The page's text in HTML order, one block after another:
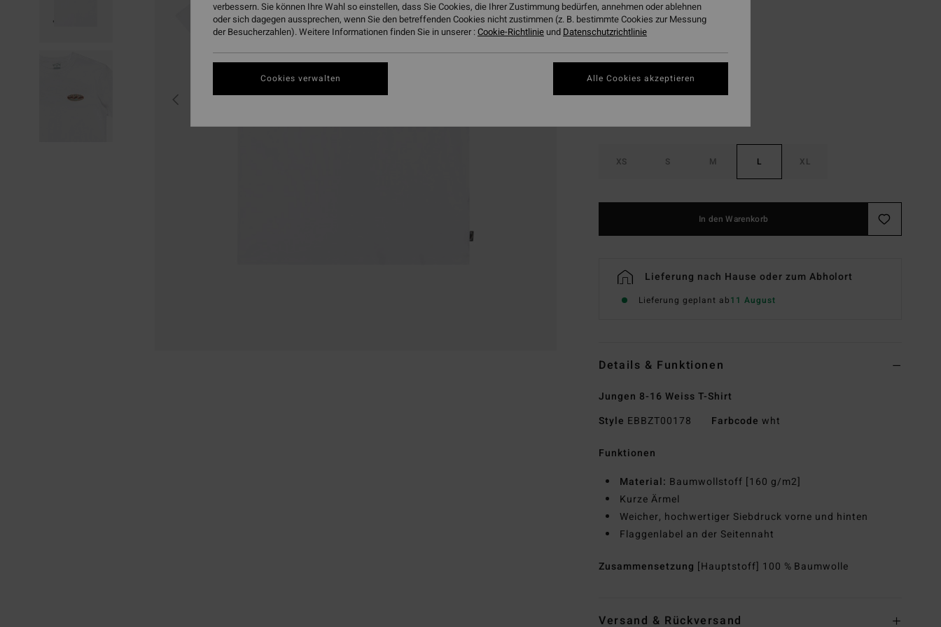
DOPPELTER RABATT EXTRA 25%
XS S M L XL
In den Warenkorb
Lieferung nach Hause oder zum Abholort
Lieferung geplant ab11 August
Details & Funktionen
Jungen 8-16 Weiss T-Shirt
Style EBBZT00178 Farbcode wht
Funktionen
Material: Baumwollstoff [160 g/m2]
Kurze Ärmel
Weicher, hochwertiger Siebdruck vorne und hinten
Flaggenlabel an der Seitennaht
Zusammensetzung [Hauptstoff] 100 % Baumwolle
Versand & Rückversand
verbessern. Sie können Ihre Wahl so einstellen, dass Sie Cookies, die Ihrer Zustimmung bedürfen, annehmen oder ablehnen
oder sich dagegen aussprechen, wenn Sie den betreffenden Cookies nicht zustimmen (z. B. bestimmte Cookies zur Messung
der Besucherzahlen). Weitere Informationen finden Sie in unserer :Cookie-Richtlinie und Datenschutzrichtlinie
Cookies verwalten Alle Cookies akzeptieren